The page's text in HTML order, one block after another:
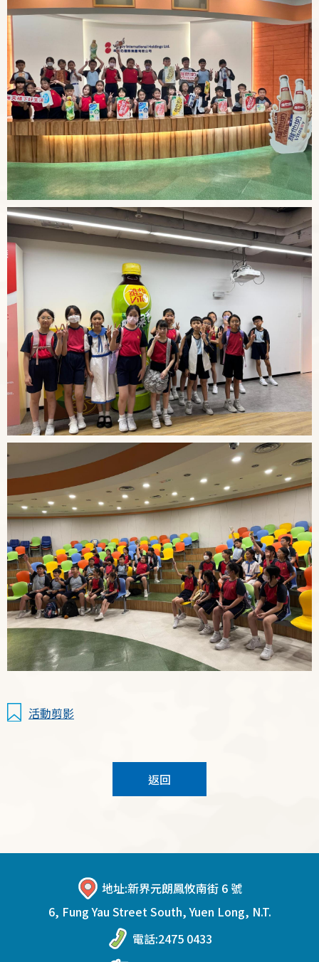
活動剪影
返回
地址:新界元朗鳳攸南街 6 號
6, Fung Yau Street South, Yuen Long, N.T.
電話:2475 0433